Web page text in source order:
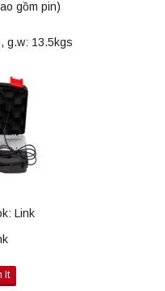
gồm pin)
g.w: 13.5kgs
Link
It